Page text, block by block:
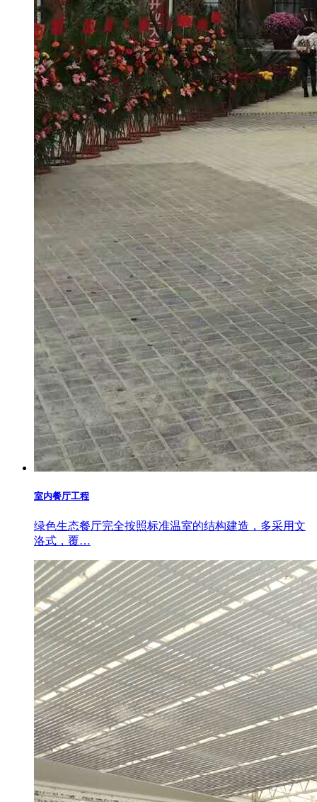
室内餐厅工程
绿色生态餐厅完全按照标准温室的结构建造，多采用文
洛式，覆…